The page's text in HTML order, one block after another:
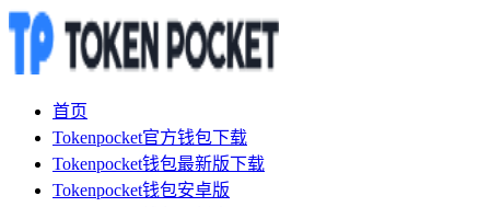
首页
Tokenpocket官方钱包下载
Tokenpocket钱包最新版下载
Tokenpocket钱包安卓版